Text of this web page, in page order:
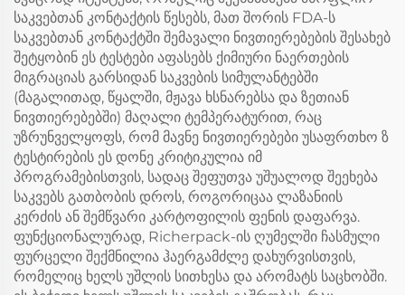
საკვებთან კონტაქტის წესებს, მათ შორის FDA-ს
საკვებთან კონტაქტში შემავალი ნივთიერებების შესახებ
შეტყობინ ეს ტესტები აფასებს ქიმიური ნაერთების
მიგრაციას გარსიდან საკვების სიმულანტებში
(მაგალითად, წყალში, მჟავა ხსნარებსა და ზეთიან
ნივთიერებებში) მაღალი ტემპერატურით, რაც
უზრუნველყოფს, რომ მავნე ნივთიერებები უსაფრთხო ზ
ტესტირების ეს დონე კრიტიკულია იმ
პროგრამებისთვის, სადაც შეფუთვა უშუალოდ შეეხება
საკვებს გათბობის დროს, როგორიცაა ლაზანიის
კერძის ან შემწვარი კარტოფილის ფენის დაფარვა.
ფუნქციონალურად, Richerpack-ის ღუმელში ჩასმული
ფურცელი შექმნილია ჰაერგამძლე დახურვისთვის,
რომელიც ხელს უშლის სითხესა და არომატს საცხობში.